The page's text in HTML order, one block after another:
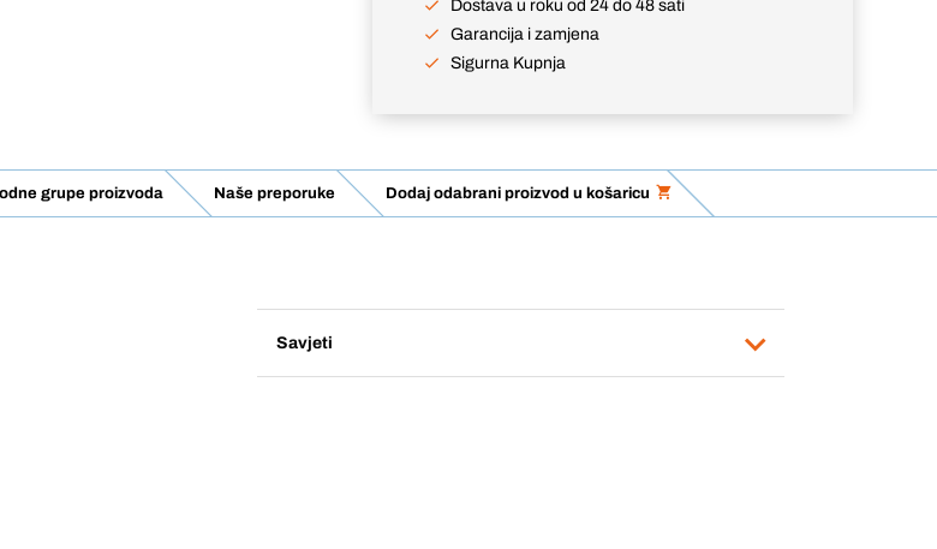
Dostava u roku od 24 do 48 sati
Garancija i zamjena
Sigurna Kupnja
grupe proizvoda Naše preporuke Dodaj odabrani proizvod u košaricu
Savjeti